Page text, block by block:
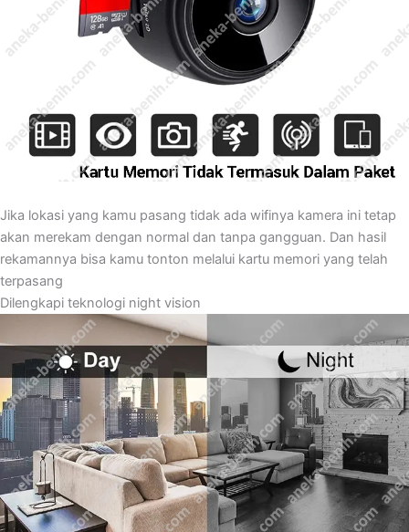
Jika lokasi yang kamu pasang tidak ada wifinya kamera ini tetap
akan merekam dengan normal dan tanpa gangguan. Dan hasil
rekamannya bisa kamu tonton melalui kartu memori yang telah
terpasang
Dilengkapi teknologi night vision